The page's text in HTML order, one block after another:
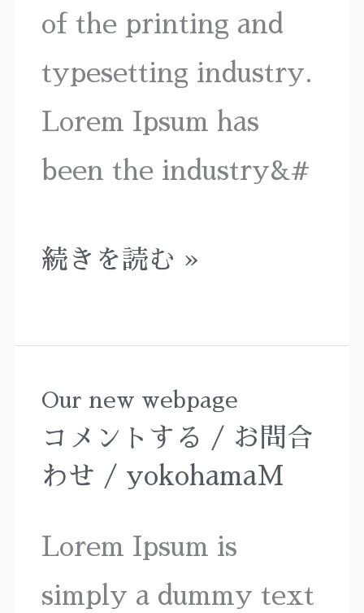
of the printing and
typesetting industry.
Lorem Ipsum has
been the industry&#
続きを読む »
Our new webpage
コメントする / お問合
わせ / yokohamaM
Lorem Ipsum is
simply a dummy text
Our
new